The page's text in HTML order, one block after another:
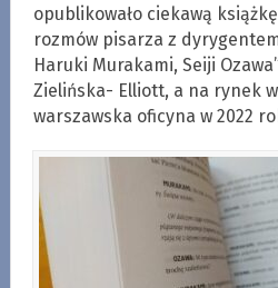
opublikowało ciekawą
rozmów pisarza z
Haruki Murakami, Seiji
Zielińska- Elliott, a na rynek
warszawska oficyna w 2022